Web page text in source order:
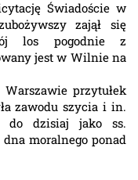
Świadoście w
zajął się
los pogodnie z
jest w Wilnie na
przytułek
zawodu szycia i in.
do dzisiaj jako ss.
moralnego ponad